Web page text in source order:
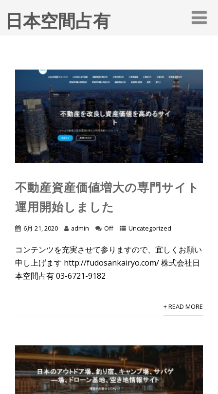
日本空間占有
不動産資産価値増大の専門サイト
運用開始しました
6月 21, 2020 admin Off Uncategorized
コンテンツを充実させて参りますので、宜しくお願い
申し上げます http://fudosankairyo.com/ 株式会社日
本空間占有 03-6721-9182
+ READ MORE